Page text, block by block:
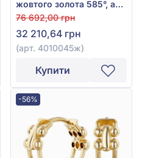
жовтого золота 585°, арт.
4010045ж
76 692,00 грн
32 210,64 грн
(арт. 4010045ж)
Купити
-56%